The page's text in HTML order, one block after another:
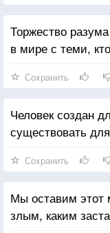
Торжество
в мире с теми,
Сохранить
Человек создан
существовать
Сохранить
Мы оставим этот
злым, каким